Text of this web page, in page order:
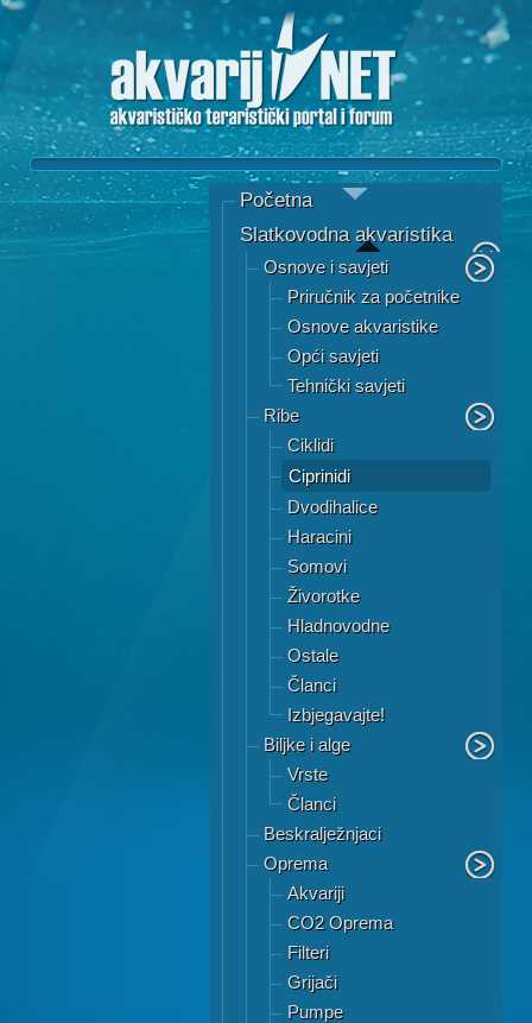
Početna
Slatkovodna akvaristika
Osnove i savjeti
Priručnik za početnike
Osnove akvaristike
Opći savjeti
Tehnički savjeti
Ribe
Ciklidi
Ciprinidi
Dvodihalice
Haracini
Somovi
Živorotke
Hladnovodne
Ostale
Članci
Izbjegavajte!
Biljke i alge
Vrste
Članci
Beskralježnjaci
Oprema
Akvariji
CO2 Oprema
Filteri
Grijači
Pumpe